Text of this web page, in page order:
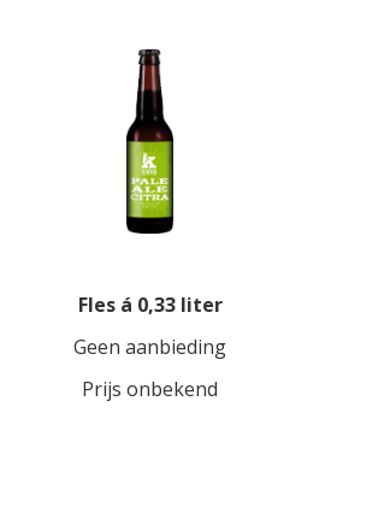
Fles á 0,33 liter
Geen aanbieding
Prijs onbekend